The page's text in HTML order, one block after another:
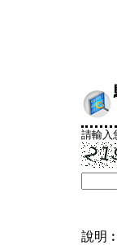
請輸入
說明︰